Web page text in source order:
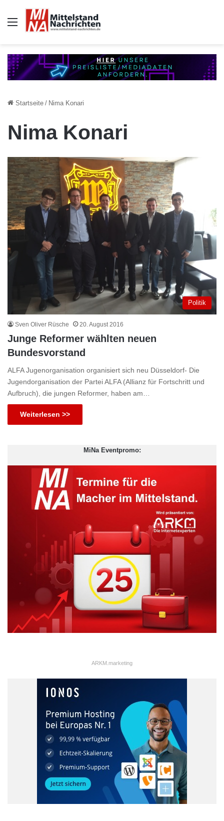
Auswahl
Startseite / Nima Konari
Nima Konari
Politik
Sven Oliver Rüsche 20. August 2016
Junge Reformer wählten neuen
Bundesvorstand
ALFA Jugenorganisation organisiert sich neu Düsseldorf- Die
Jugendorganisation der Partei ALFA (Allianz für Fortschritt und
Aufbruch), die jungen Reformer, haben am…
Weiterlesen >>
MiNa Eventpromo:
ARKM.marketing